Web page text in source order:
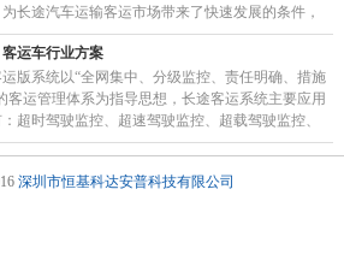
长途汽车运输客运市场带来了快速发展的条件，
行业得到了快速发展，客运车辆也迅速增长。
运车行业方案
版系统以“全网集中、分级监控、责任明确、措施
客运管理体系为指导思想，长途客运系统主要应用
超时驾驶监控、超速驾驶监控、超载驾驶监控、
速报警、偏离路线报警等，能有效的帮助运……
深圳市恒基科达安普科技有限公司